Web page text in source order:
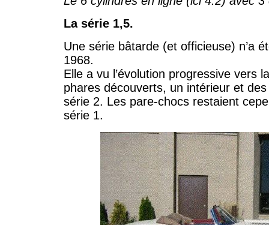
La série 1,5.
Une série bâtarde (et officieuse) n’a
1968.
Elle a vu l’évolution progressive vers
phares découverts, un intérieur et
série 2. Les pare-chocs restaient
série 1.